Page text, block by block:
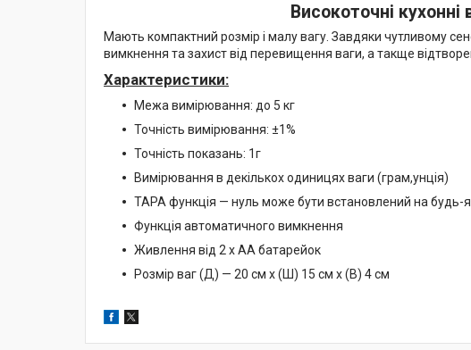
Високоточні
Мають компактний розмір і малу вагу. Завдяки чутливому
вимкнення та захист від перевищення ваги, а такще
Характеристики:
Межа вимірювання: до 5 кг
Точність вимірювання: ±1%
Точність показань: 1г
Вимірювання в декількох одиницях ваги (грам,унція)
ТАРА функція — нуль може бути встановлений на будь-
Функція автоматичного вимкнення
Живлення від 2 х AA батарейок
Розмір ваг (Д) — 20 см х (Ш) 15 см х (В) 4 см